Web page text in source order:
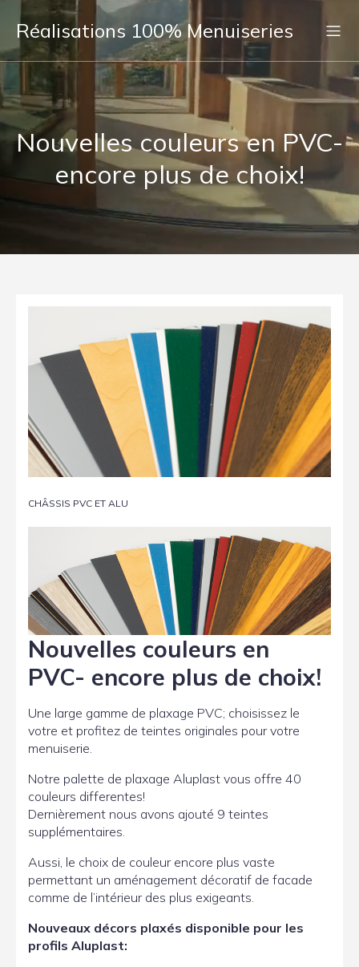
Réalisations 100% Menuiseries
Nouvelles couleurs en PVC-
encore plus de choix!
CHÂSSIS PVC ET ALU
Nouvelles couleurs en
PVC- encore plus de choix!
Une large gamme de plaxage PVC; choisissez le
votre et profitez de teintes originales pour votre
menuiserie.
Notre palette de plaxage Aluplast vous offre 40
couleurs differentes!
Dernièrement nous avons ajouté 9 teintes
supplémentaires.
Aussi, le choix de couleur encore plus vaste
permettant un aménagement décoratif de facade
comme de l’intérieur des plus exigeants.
Nouveaux décors plaxés disponible pour les
profils Aluplast: